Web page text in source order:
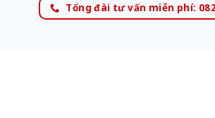
Tổng đài tư vấn miễn phí: